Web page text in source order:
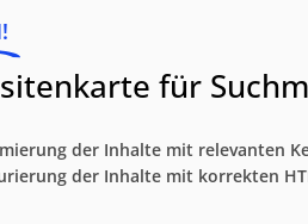
für
der Inhalte mit relevanten
der Inhalte mit korrekten